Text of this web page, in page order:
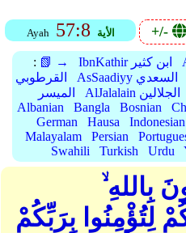
Ayah 57:8 الأية +/-
: 📗 → IbnKathir ابن كثير
القرطوبي
AsSaadiyy السعدي
الميسر
AlJalalain الجلالين
Albanian
Bangla Bosnian
German
Hausa Indonesian
Malayalam
Persian
Swahili
Turkish Urdu
بِاللهِ
لِتُؤْمِنُوا بِرَبِّكُمْ